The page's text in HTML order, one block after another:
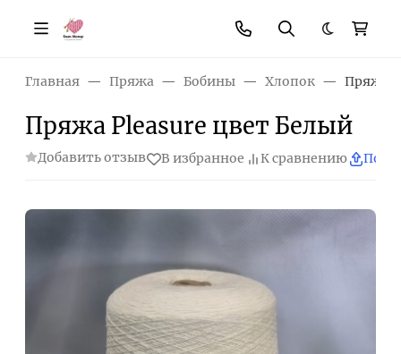
Темная
Главная Пряжа Бобины Хлопок Пряжа
Пряжа Pleasure цвет Белый
Добавить отзыв В избранное К сравнению